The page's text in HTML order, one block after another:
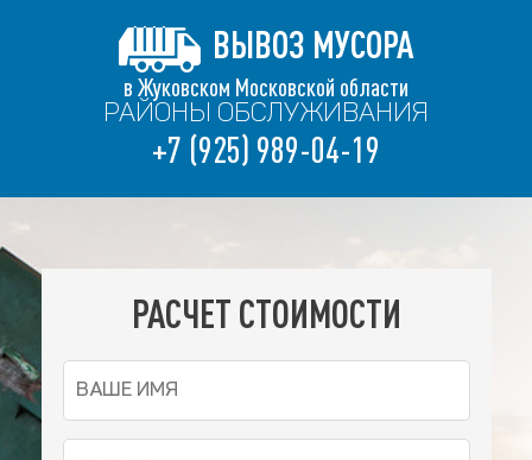
ВЫВОЗ МУСОРА
в Жуковском Московской области
РАЙОНЫ ОБСЛУЖИВАНИЯ
+7 (925) 989-04-19
РАСЧЕТ СТОИМОСТИ